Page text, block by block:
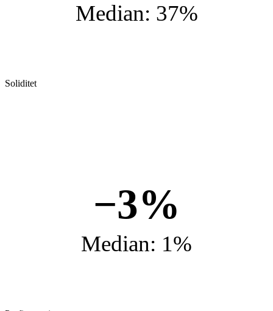
Median: 37%
Soliditet
−3%
Median: 1%